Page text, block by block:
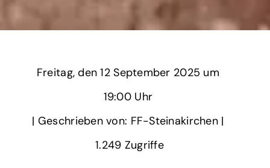
Freitag,
‎| Geschrieben von: FF-Steinakirchen | ‎
1.249‏‏‎ ‎Zugriffe